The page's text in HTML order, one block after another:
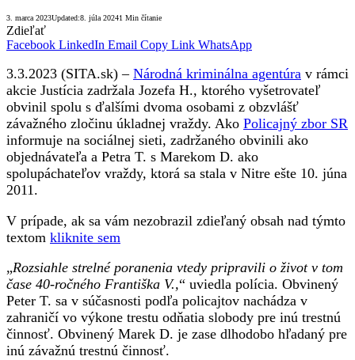
3. marca 2023Updated:8. júla 20241 Min čítanie
Zdieľať
Facebook LinkedIn Email Copy Link WhatsApp
3.3.2023 (SITA.sk) – Národná kriminálna agentúra v rámci
akcie Justícia zadržala Jozefa H., ktorého vyšetrovateľ
obvinil spolu s ďalšími dvoma osobami z obzvlášť
závažného zločinu úkladnej vraždy. Ako Policajný zbor SR
informuje na sociálnej sieti, zadržaného obvinili ako
objednávateľa a Petra T. s Marekom D. ako
spolupáchateľov vraždy, ktorá sa stala v Nitre ešte 10. júna
2011.
V prípade, ak sa vám nezobrazil zdieľaný obsah nad týmto
textom kliknite sem
„Rozsiahle strelné poranenia vtedy pripravili o život v tom
čase 40-ročného Františka V.,“ uviedla polícia. Obvinený
Peter T. sa v súčasnosti podľa policajtov nachádza v
zahraničí vo výkone trestu odňatia slobody pre inú trestnú
činnosť. Obvinený Marek D. je zase dlhodobo hľadaný pre
inú závažnú trestnú činnosť.